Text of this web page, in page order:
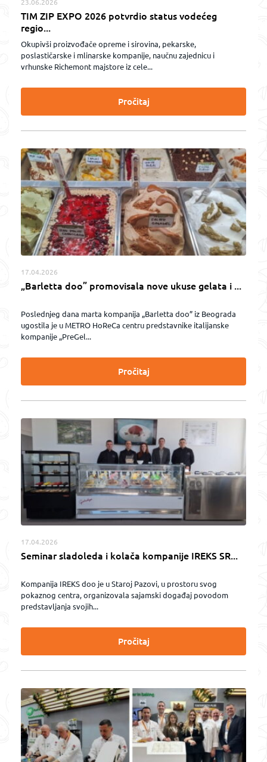
23.06.2026
TIM ZIP EXPO 2026 potvrdio status vodećeg
regio...
Okupivši proizvođače opreme i sirovina, pekarske,
poslastičarske i mlinarske kompanije, naučnu zajednicu i
vrhunske Richemont majstore iz cele...
Pročitaj
17.04.2026
„Barletta doo” promovisala nove ukuse gelata i ...
Poslednjeg dana marta kompanija „Barletta doo” iz Beograda
ugostila je u METRO HoReCa centru predstavnike italijanske
kompanije „PreGel...
Pročitaj
17.04.2026
Seminar sladoleda i kolača kompanije IREKS SR...
Kompanija IREKS doo je u Staroj Pazovi, u prostoru svog
pokaznog centra, organizovala sajamski događaj povodom
predstavljanja svojih...
Pročitaj